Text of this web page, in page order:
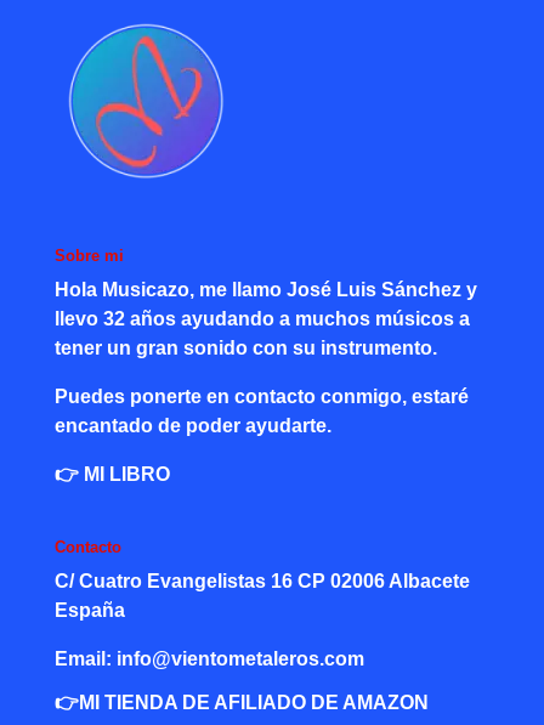
Sobre mi
Hola Musicazo, me llamo José Luis Sánchez y
llevo 32 años ayudando a muchos músicos a
tener un gran sonido con su instrumento.
Puedes ponerte en contacto conmigo, estaré
encantado de poder ayudarte.
👉MI LIBRO
Contacto
C/ Cuatro Evangelistas 16 CP 02006 Albacete
España
Email: info@vientometaleros.com
👉MI TIENDA DE AFILIADO DE AMAZON